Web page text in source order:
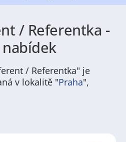
/ Referentka -
/ Referentka" je
v lokalitě "Praha",